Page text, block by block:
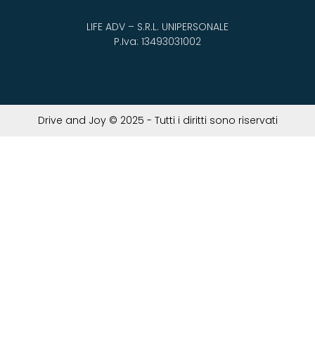
LIFE ADV – S.R.L. UNIPERSONALE
P.Iva: 13493031002
Drive and Joy © 2025 - Tutti i diritti sono riservati